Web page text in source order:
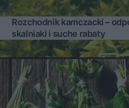
Rozchodnik kamczacki –
skalniaki i suche rabaty